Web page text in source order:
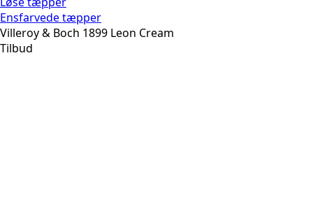
Ensfarvede tæpper
Villeroy & Boch 1899 Leon Cream
Tilbud